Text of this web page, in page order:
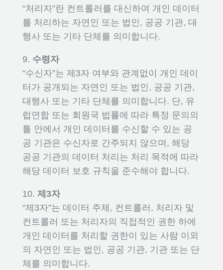
“처리자”란 컨트롤러를 대신하여 개인 데이터
를 처리하는 자연인 또는 법인, 공공 기관, 대
행사 또는 기타 단체를 의미합니다.
9. 수령자
“수신자”는 제3자 여부와 관계없이 개인 데이
터가 공개되는 자연인 또는 법인, 공공 기관,
대행사 또는 기타 단체를 의미합니다. 단, 유
럽연합 또는 회원국 법률에 따라 특정 문의의
틀 안에서 개인 데이터를 수신할 수 있는 공
공 기관은 수신자로 간주되지 않으며, 해당
공공 기관의 데이터 처리는 처리 목적에 따라
해당 데이터 보호 규칙을 준수해야 합니다.
10. 제3자
“제3자”는 데이터 주체, 컨트롤러, 처리자 및
컨트롤러 또는 처리자의 직접적인 권한 하에
개인 데이터를 처리할 권한이 있는 사람 이외
의 자연인 또는 법인, 공공 기관, 기관 또는 단
체를 의미합니다.